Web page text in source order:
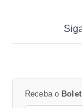
Receba o